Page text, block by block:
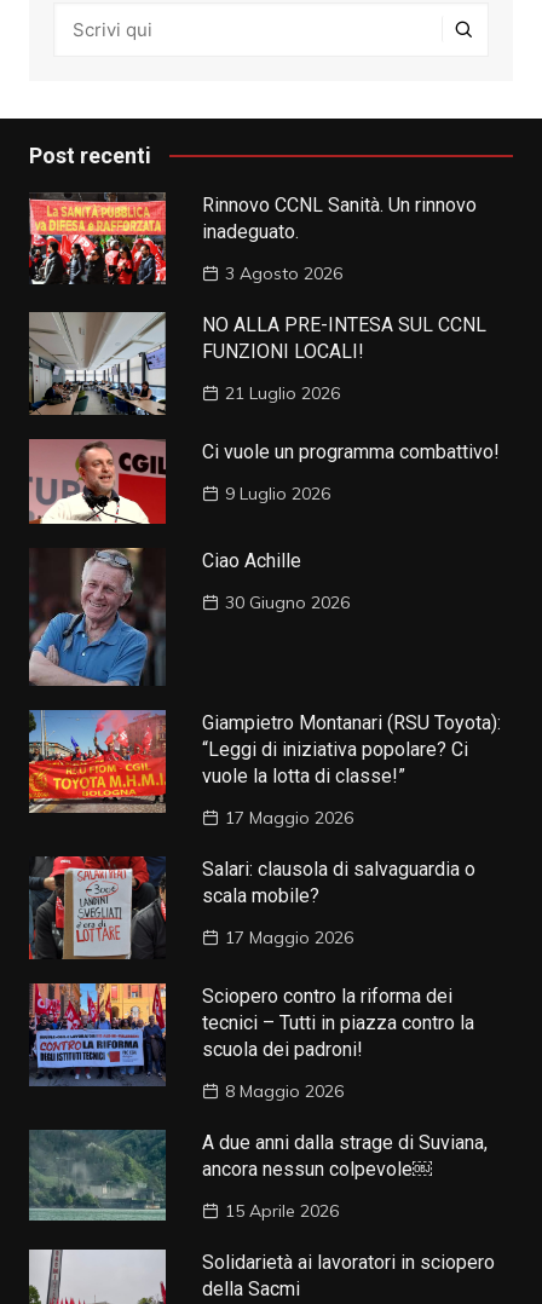
Post recenti
Rinnovo CCNL Sanità. Un rinnovo
inadeguato.
3 Agosto 2026
NO ALLA PRE-INTESA SUL CCNL
FUNZIONI LOCALI!
21 Luglio 2026
Ci vuole un programma combattivo!
9 Luglio 2026
Ciao Achille
30 Giugno 2026
Giampietro Montanari (RSU Toyota):
“Leggi di iniziativa popolare? Ci
vuole la lotta di classe!”
17 Maggio 2026
Salari: clausola di salvaguardia o
scala mobile?
17 Maggio 2026
Sciopero contro la riforma dei
tecnici – Tutti in piazza contro la
scuola dei padroni!
8 Maggio 2026
A due anni dalla strage di Suviana,
ancora nessun colpevole￼
15 Aprile 2026
Solidarietà ai lavoratori in sciopero
della Sacmi